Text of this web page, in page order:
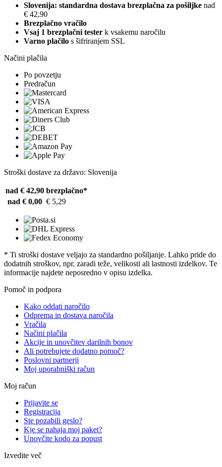
Slovenija: standardna dostava brezplačna za pošiljke nad
€ 42,90
Brezplačno vračilo
Vsaj 1 brezplačni tester k vsakemu naročilu
Varno plačilo s šifriranjem SSL
Načini plačila
Po povzetju
Predračun
Stroški dostave za državo: Slovenija
nad € 42,90 brezplačno*
nad € 0,00 € 5,29
* Ti stroški dostave veljajo za standardno pošiljanje. Lahko pride do
dodatnih stroškov, npr. zaradi teže, velikosti ali lastnosti izdelkov. Te
informacije najdete neposredno v opisu izdelka.
Pomoč in podpora
Kako oddati naročilo
Odprema in dostava naročila
Vračila
Načini plačila
Akcije in unovčitev darilnih bonov
Ali potrebujete dodatno pomoč?
Poslovni partnerji
Moj uporabniški račun
Moj račun
Prijavite se
Registracija
Ste pozabili geslo?
Kje se nahaja moj paket?
Unovčite kodo za popust
Izvedite več